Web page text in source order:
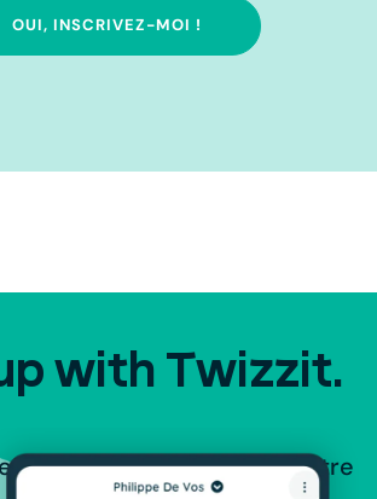
OUI, INSCRIVEZ-MOI !
with Twizzit.
que Twizzit peut offrir à votre